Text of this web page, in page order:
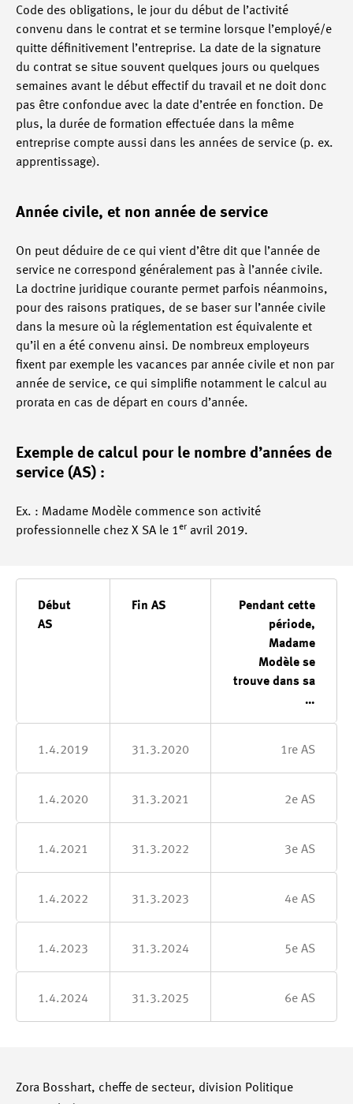
Code des obligations, le jour du début de l’activité
convenu dans le contrat et se termine lorsque l’employé/e
quitte définitivement l’entreprise. La date de la signature
du contrat se situe souvent quelques jours ou quelques
semaines avant le début effectif du travail et ne doit donc
pas être confondue avec la date d’entrée en fonction. De
plus, la durée de formation effectuée dans la même
entreprise compte aussi dans les années de service (p. ex.
apprentissage).
Année civile, et non année de service
On peut déduire de ce qui vient d’être dit que l’année de
service ne correspond généralement pas à l’année civile.
La doctrine juridique courante permet parfois néanmoins,
pour des raisons pratiques, de se baser sur l’année civile
dans la mesure où la réglementation est équivalente et
qu’il en a été convenu ainsi. De nombreux employeurs
fixent par exemple les vacances par année civile et non par
année de service, ce qui simplifie notamment le calcul au
prorata en cas de départ en cours d’année.
Exemple de calcul pour le nombre d’années de
service (AS) :
Ex. : Madame Modèle commence son activité
professionnelle chez X SA le 1er avril 2019.
Début
AS
Fin AS
Pendant cette
période,
Madame
Modèle se
trouve dans sa
…
1.4.2019 31.3.2020 1re AS
1.4.2020 31.3.2021 2e AS
1.4.2021 31.3.2022 3e AS
1.4.2022 31.3.2023 4e AS
1.4.2023 31.3.2024 5e AS
1.4.2024 31.3.2025 6e AS
Zora Bosshart, cheffe de secteur, division Politique